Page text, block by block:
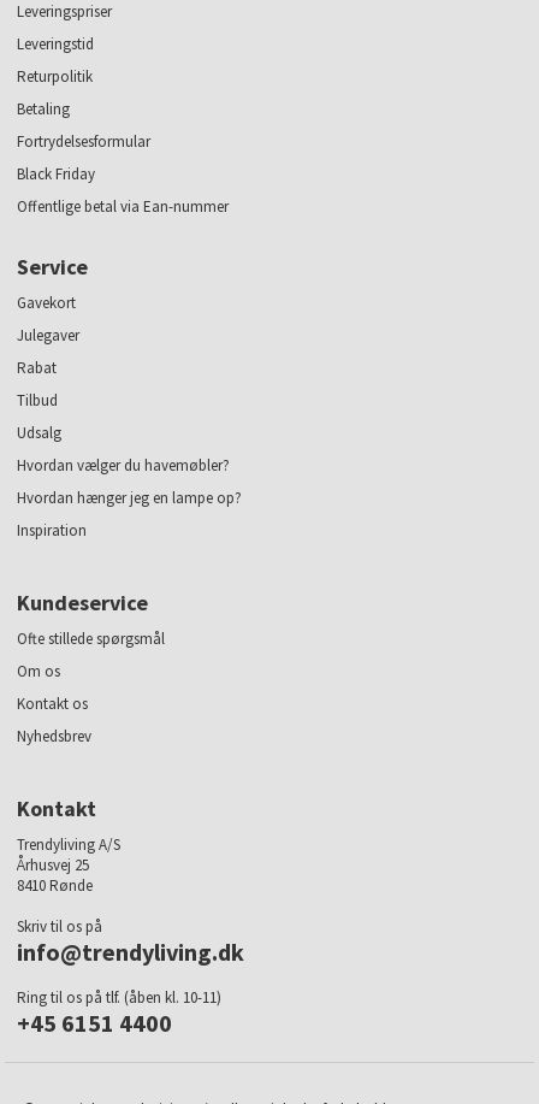
Leveringspriser
Leveringstid
Returpolitik
Betaling
Fortrydelsesformular
Black Friday
Offentlige betal via Ean-nummer
Service
Gavekort
Julegaver
Rabat
Tilbud
Udsalg
Hvordan vælger du havemøbler?
Hvordan hænger jeg en lampe op?
Inspiration
Kundeservice
Ofte stillede spørgsmål
Om os
Kontakt os
Nyhedsbrev
Kontakt
Trendyliving A/S
Århusvej 25
8410 Rønde
Skriv til os på
info@trendyliving.dk
Ring til os på tlf. (åben kl. 10-11)
+45 6151 4400